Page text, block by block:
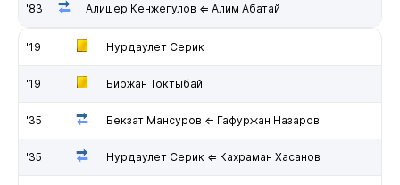
'83 Алишер Кенжегулов ⇐ Алим Абатай
'19 Нурдаулет Серик
'19 Биржан Токтыбай
'35 Бекзат Мансуров ⇐ Гафуржан Назаров
'35 Нурдаулет Серик ⇐ Кахраман Хасанов